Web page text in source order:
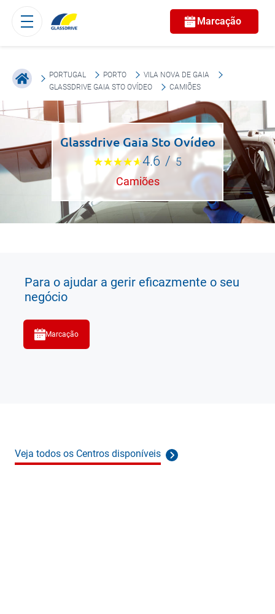
Marcação
PORTUGAL PORTO
VILA NOVA DE GAIA
GLASSDRIVE GAIA STO OVÍDEO
CAMIÕES
Glassdrive Gaia Sto Ovídeo
4.6 / 5
Camiões
Para o ajudar a gerir eficazmente o seu
negócio
Marcação
Veja todos os Centros disponíveis